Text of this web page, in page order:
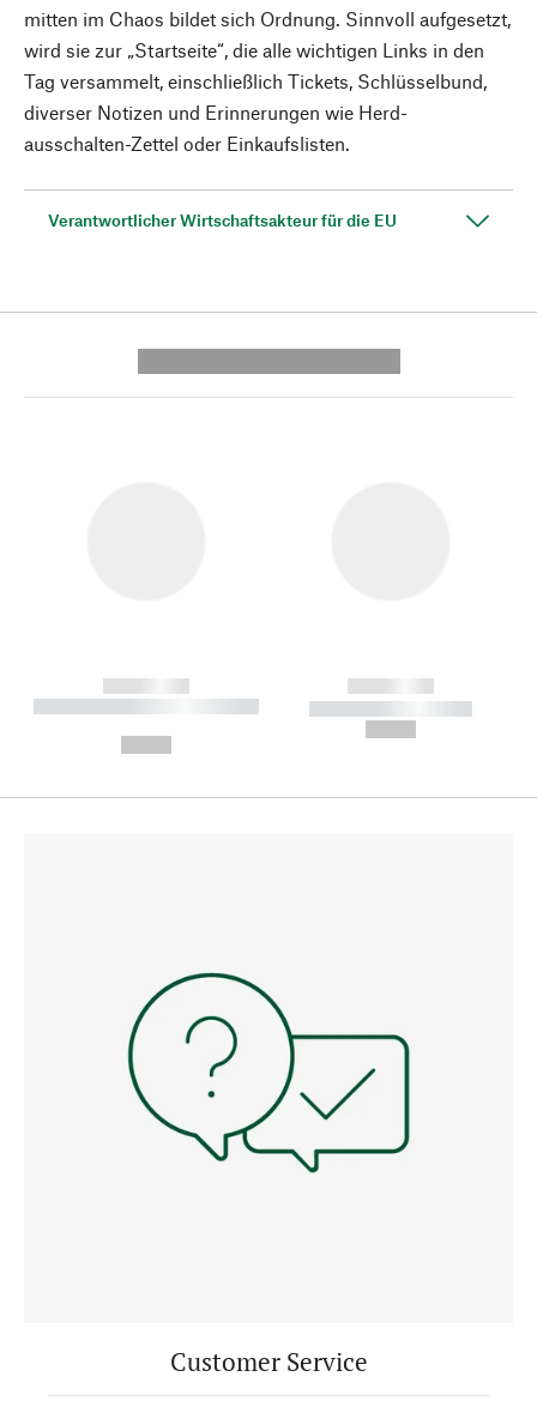
mitten im Chaos bildet sich Ordnung. Sinnvoll aufgesetzt,
wird sie zur „Startseite“, die alle wichtigen Links in den
Tag versammelt, einschließlich Tickets, Schlüsselbund,
diverser Notizen und Erinnerungen wie Herd-
ausschalten-Zettel oder Einkaufslisten.
Verantwortlicher Wirtschaftsakteur für die EU
------------
----------- ----------- --------
------------
----------- -----------
Customer Service